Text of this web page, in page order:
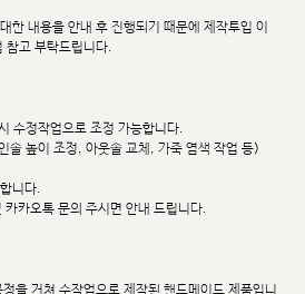
한 내용을 안내 후 진행되기 때문에 제작투입 이
참고 부탁드립니다.
수정작업으로 조정 가능합니다.
솔 높이 조정, 아웃솔 교체, 가죽 염색 작업 등)
니다.
카오톡 문의 주시면 안내 드립니다.
을 거쳐 수작업으로 제작된 핸드메이드 제품입니